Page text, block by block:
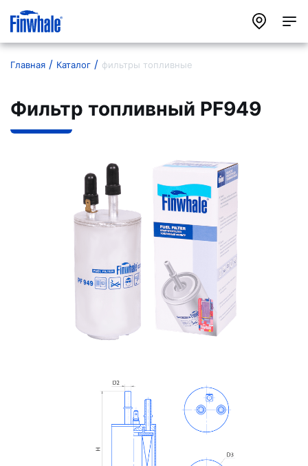
Главная Каталог фильтры топливные
Фильтр топливный PF949